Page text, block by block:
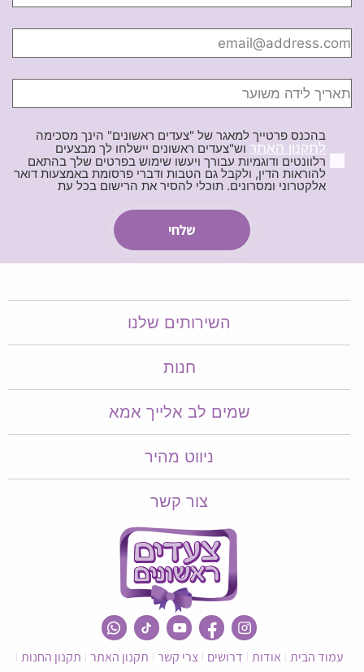
בהכנס פרטייך למאגר של "צעדים ראשונים" הינך מסכימה
לתקנון האתר וש"צעדים ראשונים יישלחו לך מבצעים
רלוונטים ודוגמיות עבורך ויעשו שימוש בפרטים שלך בהתאם
להוראות הדין, ולקבל גם הטבות ודברי פרסומת באמצעות דואר
אלקטרוני ומסרונים. תוכלי להסיר את הרישום בכל עת
השירותים שלנו
חנות
שמים לב אלייך אמא​​
ניווט מהיר
צור קשר
עמוד הבית אודות דרושים צרי קשר תקנון האתר תקנון החנות